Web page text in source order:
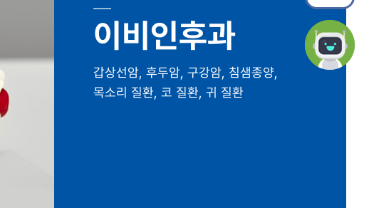
이비인후과
갑상선암, 후두암, 구강암, 침샘종양,
목소리 질환, 코 질환, 귀 질환